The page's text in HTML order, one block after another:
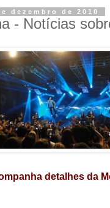
dezembro de 2010
- Notícias
detalhes da